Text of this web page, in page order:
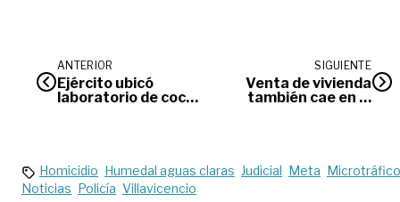
ANTERIOR
Ejército ubicó
laboratorio de coca
SIGUIENTE
Venta de vivienda
también cae en el
Homicidio Humedal aguas claras Judicial Meta Microtráfico
Noticias Policía Villavicencio